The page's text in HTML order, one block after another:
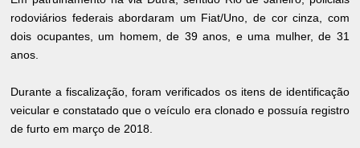
rodoviários federais abordaram um Fiat/Uno, de cor cinza, com
dois ocupantes, um homem, de 39 anos, e uma mulher, de 31
anos.
Durante a fiscalização, foram verificados os itens de identificação
veicular e constatado que o veículo era clonado e possuía registro
de furto em março de 2018.